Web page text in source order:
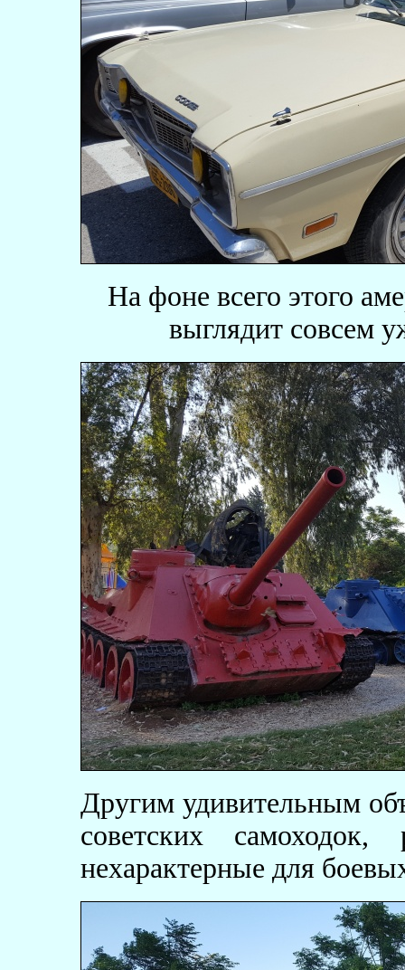
На фоне всего этого
выглядит совсем
Другим удивительным
советских
нехарактерные для